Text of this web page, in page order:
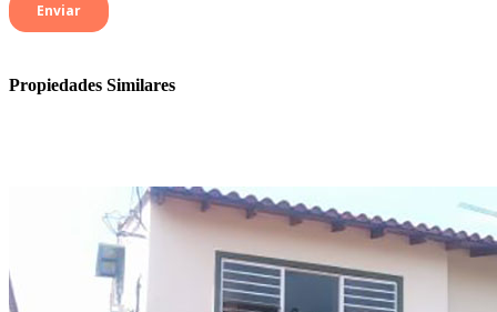
Propiedades Similares